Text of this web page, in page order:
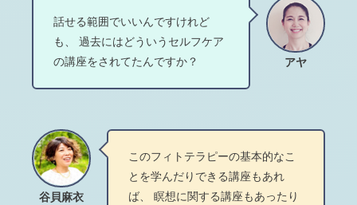
アヤ
話せる範囲でいいんですけれど
も、 過去にはどういうセルフケア
の講座をされてたんですか？
谷貝麻衣
このフィトテラピーの基本的なこ
とを学んだりできる講座もあれ
ば、 瞑想に関する講座もあったり